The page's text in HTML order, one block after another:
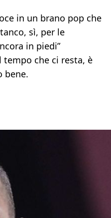
in un brano pop che
sì, per le
in piedi”
tempo che ci resta, è
bene.